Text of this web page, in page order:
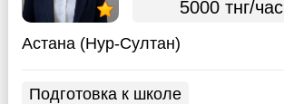
5000 тнг/час
Астана (Нур-Султан)
Подготовка к школе